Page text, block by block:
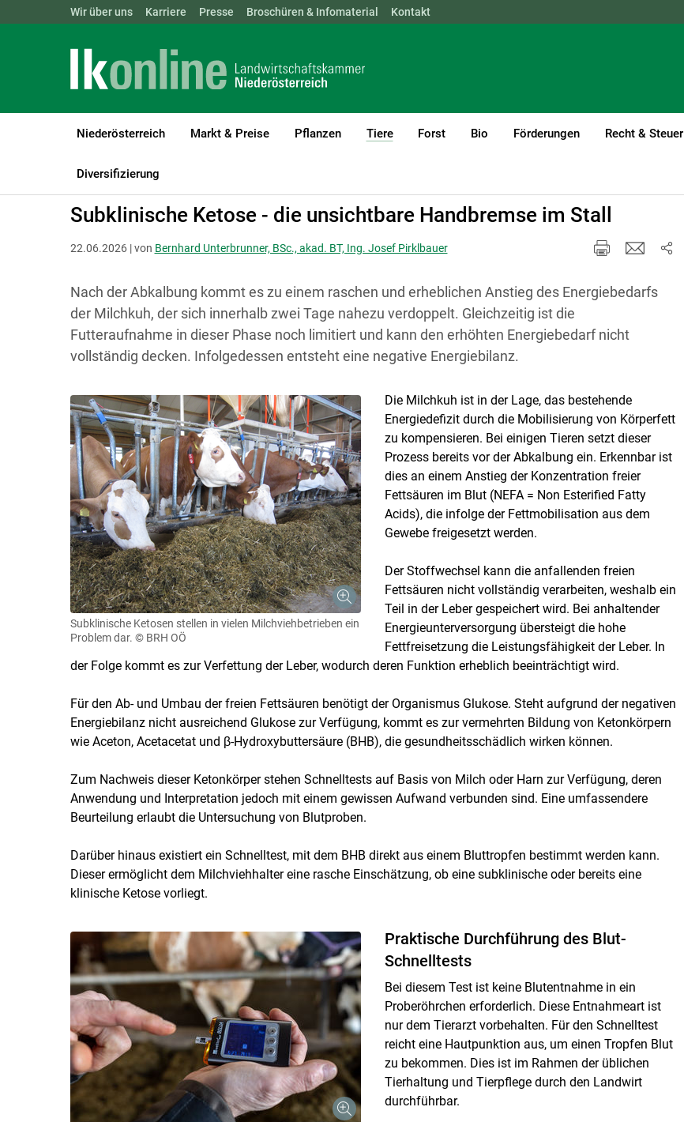
Skip to main content
Landwirtschaftskammern: ÖSTERREICH BGLD KTN NÖ OÖ SBG
Wir über uns Karriere Presse Broschüren & Infomaterial Kontakt
Niederösterreich Markt & Preise Pflanzen Tiere
(current)1
Forst Bio Förderungen Recht & Steuer
Diversifizierung
LK Niederösterreich
Subklinische Ketose - die unsichtbare Handbremse im Stall
22.06.2026 | von Bernhard Unterbrunner, BSc., akad. BT, Ing. Josef Pirklbauer
Nach der Abkalbung kommt es zu einem raschen und erheblichen Anstieg des Energiebedarfs
der Milchkuh, der sich innerhalb zwei Tage nahezu verdoppelt. Gleichzeitig ist die
Futteraufnahme in dieser Phase noch limitiert und kann den erhöhten Energiebedarf nicht
vollständig decken. Infolgedessen entsteht eine negative Energiebilanz.
Subklinische Ketosen stellen in vielen Milchviehbetrieben ein
Problem dar. © BRH OÖ
Die Milchkuh ist in der Lage, das bestehende
Energiedefizit durch die Mobilisierung von Körperfett
zu kompensieren. Bei einigen Tieren setzt dieser
Prozess bereits vor der Abkalbung ein. Erkennbar ist
dies an einem Anstieg der Konzentration freier
Fettsäuren im Blut (NEFA = Non Esterified Fatty
Acids), die infolge der Fettmobilisation aus dem
Gewebe freigesetzt werden.
Der Stoffwechsel kann die anfallenden freien
Fettsäuren nicht vollständig verarbeiten, weshalb ein
Teil in der Leber gespeichert wird. Bei anhaltender
Energieunterversorgung übersteigt die hohe
Fettfreisetzung die Leistungsfähigkeit der Leber. In
der Folge kommt es zur Verfettung der Leber, wodurch deren Funktion erheblich beeinträchtigt wird.
Für den Ab- und Umbau der freien Fettsäuren benötigt der Organismus Glukose. Steht aufgrund der negativen
Energiebilanz nicht ausreichend Glukose zur Verfügung, kommt es zur vermehrten Bildung von Ketonkörpern
wie Aceton, Acetacetat und β-Hydroxybuttersäure (BHB), die gesundheitsschädlich wirken können.
Zum Nachweis dieser Ketonkörper stehen Schnelltests auf Basis von Milch oder Harn zur Verfügung, deren
Anwendung und Interpretation jedoch mit einem gewissen Aufwand verbunden sind. Eine umfassendere
Beurteilung erlaubt die Untersuchung von Blutproben.
Darüber hinaus existiert ein Schnelltest, mit dem BHB direkt aus einem Bluttropfen bestimmt werden kann.
Dieser ermöglicht dem Milchviehhalter eine rasche Einschätzung, ob eine subklinische oder bereits eine
klinische Ketose vorliegt.
Praktische Durchführung des Blut-
Schnelltests
Bei diesem Test ist keine Blutentnahme in ein
Proberöhrchen erforderlich. Diese Entnahmeart ist
nur dem Tierarzt vorbehalten. Für den Schnelltest
reicht eine Hautpunktion aus, um einen Tropfen Blut
zu bekommen. Dies ist im Rahmen der üblichen
Tierhaltung und Tierpflege durch den Landwirt
durchführbar.